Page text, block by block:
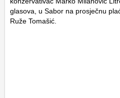
glasova, u Sabor na prosječnu
Ruže Tomašić.